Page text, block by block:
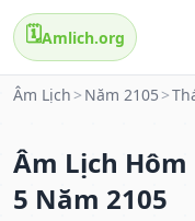
🗓️Amlich.org
Âm Lịch > Năm 2105 >
Âm Lịch
5 Năm 2105